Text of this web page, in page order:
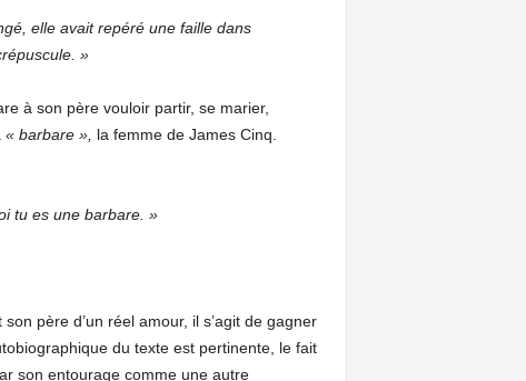
elle avait repéré une faille dans
»
à son père vouloir partir, se marier,
« barbare », la femme de James Cinq.
tu es une barbare. »
père d’un réel amour, il s’agit de gagner
du texte est pertinente, le fait
son entourage comme une autre